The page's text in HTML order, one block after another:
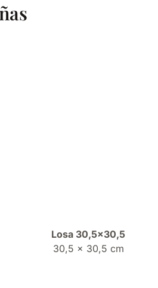
Losa 30,5×30,5
30,5 x 30,5 cm